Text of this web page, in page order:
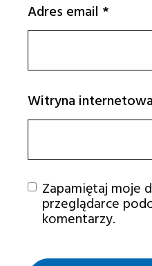
Adres email *
Witryna internetowa
Zapamiętaj moje
przeglądarce
komentarzy.